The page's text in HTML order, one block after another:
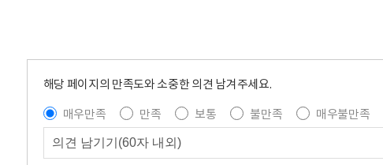
해당 페이지의 만족도와 소중한 의견 남겨주세요.
매우만족
만족 보통 불만족 매우불만족